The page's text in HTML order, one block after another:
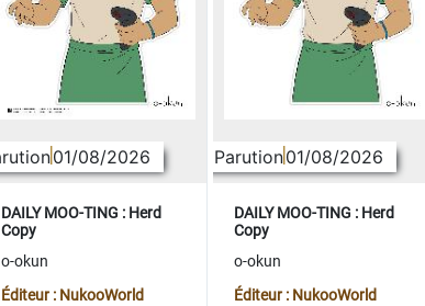
01/08/2026
DAILY MOO-TING : Herd
Copy
o-okun
Éditeur : NukooWorld
Parution01/08/2026
DAILY MOO-TING : Herd
Copy
o-okun
Éditeur : NukooWorld